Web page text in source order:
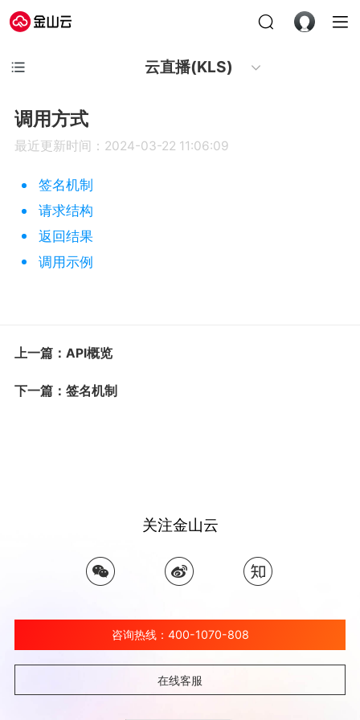
云直播(KLS)
调用方式
最近更新时间：2024-03-22 11:06:09
签名机制
请求结构
返回结果
调用示例
上一篇：API概览
下一篇：签名机制
关注金山云
咨询热线：400-1070-808
在线客服